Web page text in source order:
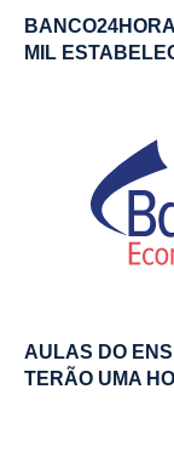
MIL
AULAS DO
TERÃO UMA